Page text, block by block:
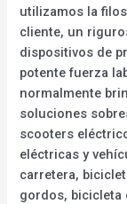
utilizamos la
cliente, un
dispositivos de
potente fuerza
normalmente
soluciones
scooters
eléctricas y
carretera,
gordos, bicicleta